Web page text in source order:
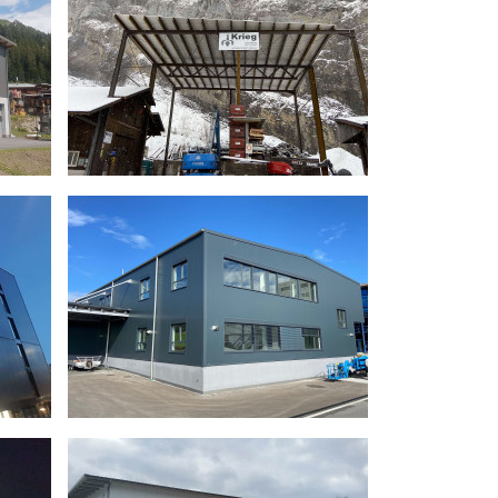
Fahrzeugbau
Einstellhalle
Stahlrahmen
m x 10.00 m
m Vordach
Preis-Leistung
Bauherr
Mario Rossi
Verwendung
Werkstatt für Oldtimer
Konstruktion
Stahl-Stahl
mit BSH Zwischenboden
Grösse
15.00 m x 21.00 m Pultdach
Berater
Christoph Uhr
Bauzeit
2 Monate
Fertigstellung
Wohnung
m
m
2019
Überdachung Schrottlager
Bauherr
Hansruedi Krieg
Verwendung
Überdachung Schrottlager
Konstruktion
Stahl Roh
Grösse
20.00 m x 24.00 m
Berater
Christoph Uhr
Bauzeit
2 Tage
Fertigstellung
Februar 2019
Lagerhalle